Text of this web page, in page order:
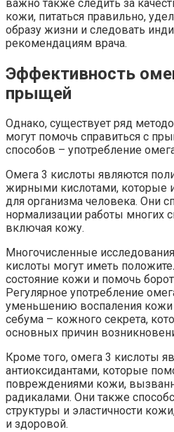
важно также следить за
кожи, питаться правильно,
образу жизни и следовать
рекомендациям врача.
Эффективность
прыщей
Однако, существует ряд
могут помочь справиться с
способов – употребление
Омега 3 кислоты являются
жирными кислотами, которые
для организма человека. Они
нормализации работы многих
включая кожу.
Многочисленные
кислоты могут иметь
состояние кожи и помочь
Регулярное употребление
уменьшению воспаления
себума – кожного секрета,
основных причин
Кроме того, омега 3 кислоты
антиоксидантами, которые
повреждениями кожи,
радикалами. Они также
структуры и эластичности
и здоровой.